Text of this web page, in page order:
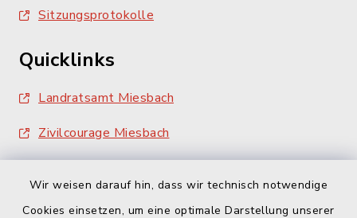
Wir weisen darauf hin, dass wir technisch notwendige
Cookies einsetzen, um eine optimale Darstellung unserer
Sitzungsprotokolle
Quicklinks
Landratsamt Miesbach
Zivilcourage Miesbach